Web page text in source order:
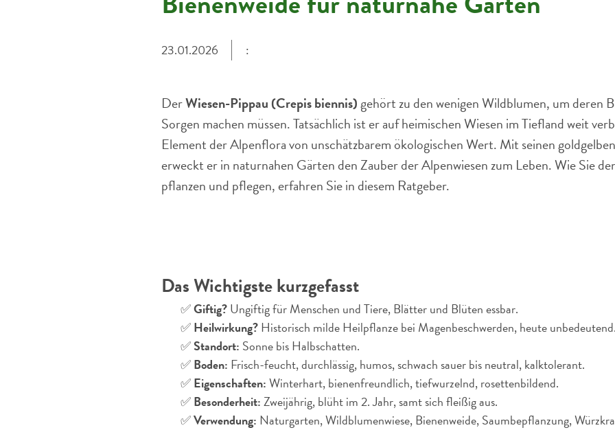
23.01.2026 :
DerWiesen-Pippau (Crepis biennis)gehört zu den wenigen Wildblumen, um deren
Sorgen machen müssen. Tatsächlich ist er auf heimischen Wiesen im Tiefland weit
Element der Alpenflora von unschätzbarem ökologischen Wert. Mit seinen
erweckt er in naturnahen Gärten den Zauber der Alpenwiesen zum Leben. Wie Sie
pflanzen und pflegen, erfahren Sie in diesem Ratgeber.
Das Wichtigste kurzgefasst
✅Giftig?Ungiftig für Menschen und Tiere, Blätter und Blüten essbar.
✅Heilwirkung?Historisch milde Heilpflanze bei Magenbeschwerden, heute
✅Standort: Sonne bis Halbschatten.
✅Boden: Frisch-feucht, durchlässig, humos, schwach sauer bis neutral, kalktolerant.
✅Eigenschaften:Winterhart, bienenfreundlich, tiefwurzelnd, rosettenbildend.
✅Besonderheit:Zweijährig, blüht im 2. Jahr, samt sich fleißig aus.
✅Verwendung: Naturgarten, Wildblumenwiese, Bienenweide, Saumbepflanzung,